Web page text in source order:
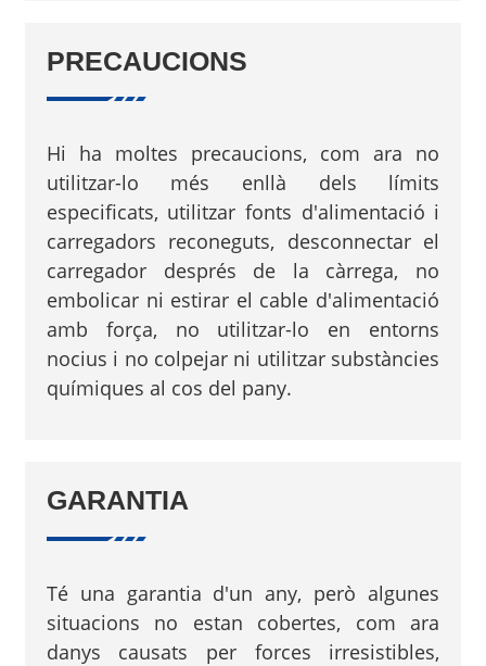
PRECAUCIONS
Hi ha moltes precaucions, com ara no
utilitzar-lo més enllà dels límits
especificats, utilitzar fonts d'alimentació i
carregadors reconeguts, desconnectar el
carregador després de la càrrega, no
embolicar ni estirar el cable d'alimentació
amb força, no utilitzar-lo en entorns
nocius i no colpejar ni utilitzar substàncies
químiques al cos del pany.
GARANTIA
Té una garantia d'un any, però algunes
situacions no estan cobertes, com ara
danys causats per forces irresistibles,